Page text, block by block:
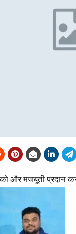
और मजबूती प्रदान